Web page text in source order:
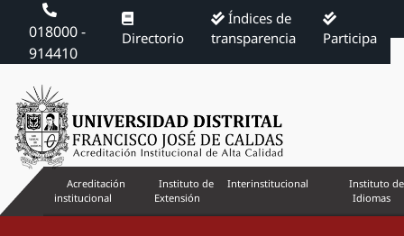
018000 -
914410
Directorio
Índices de
transparencia
Participa
Acreditación
institucional
Instituto de
Extensión
Interinstitucional
Instituto de
Idiomas